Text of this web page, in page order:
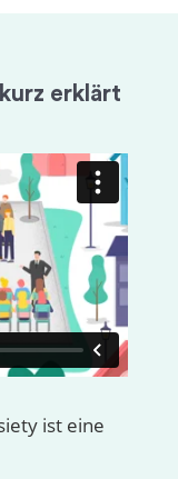
erklärt
ist eine